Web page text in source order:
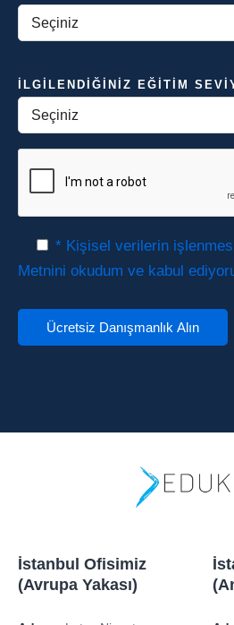
İLGILENDIĞINIZ EĞITIM
* Kişisel verilerin
Metnini okudum ve kabul
İstanbul Ofisimiz
(Avrupa Yakası)